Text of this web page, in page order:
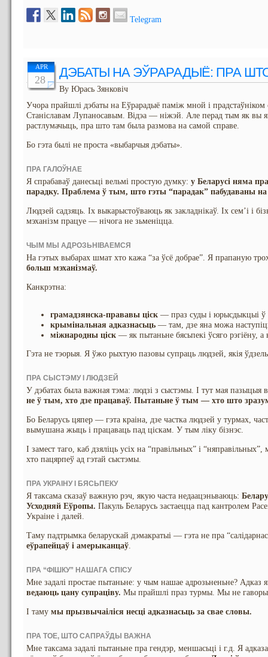
Telegram
APR
28 ДЭБАТЫ НА ЭЎРАРАДЫЁ: ПРА
By Юрась Зянковіч
Учора прайшлі дэбаты на Еўрарадыё паміж мной і прадстаўніком
Станіславам Лупаносавым. Відэа — ніжэй. Але перад тым як вы
растлумачыць, пра што там была размова на самой справе.
Бо гэта былі не проста «выбарчыя дэбаты».
ПРА ГАЛОЎНАЕ
Я спрабаваў данесьці вельмі простую думку: у Беларусі няма
парадку. Праблема ў тым, што гэты “парадак” пабудаваны на
Людзей садзяць. Іх выкарыстоўваюць як закладнікаў. Іх сем’і і
мэханізм працуе — нічога не зьменіцца.
ЧЫМ МЫ АДРОЗЬНІВАЕМСЯ
На гэтых выбарах шмат хто кажа “за ўсё добрае”. Я прапаную
больш мэханізмаў.
Канкрэтна:
грамадзянска-прававы ціск — праз суды і юрысдыкцыі ў
крымінальная адказнасьць — там, дзе яна можа
міжнародны ціск — як пытаньне бясьпекі ўсяго рэгіёну, а
Гэта не тэорыя. Я ўжо рыхтую пазовы супраць людзей, якія
ПРА СЫСТЭМУ І ЛЮДЗЕЙ
У дэбатах была важная тэма: людзі з сыстэмы. І тут мая пазыцыя
не ў тым, хто дзе працаваў. Пытаньне ў тым — хто што
Бо Беларусь цяпер — гэта краіна, дзе частка людзей у турмах,
вымушана жыць і працаваць пад ціскам. У тым ліку бізнэс.
І замест таго, каб дзяліць усіх на “правільных” і
хто пацярпеў ад гэтай сыстэмы.
ПРА УКРАІНУ І БЯСЬПЕКУ
Я таксама сказаў важную рэч, якую часта недаацэньваюць:
Усходняй Еўропы. Пакуль Беларусь застаецца пад кантролем
Украіне і далей.
Таму падтрымка беларускай дэмакратыі — гэта не пра
еўрапейцаў і амерыканцаў.
ПРА “ФІШКУ” НАШАГА СПІСУ
Мне задалі простае пытаньне: у чым нашае адрозьненьне? Адказ
ведаюць цану супраціву. Мы прайшлі праз турмы. Мы не
І таму мы прызвычаіліся несці адказнасьць за свае словы.
ПРА ТОЕ, ШТО САПРАЎДЫ ВАЖНА
Мне таксама задалі пытаньне пра гендэр, меншасьці і г.д. Я